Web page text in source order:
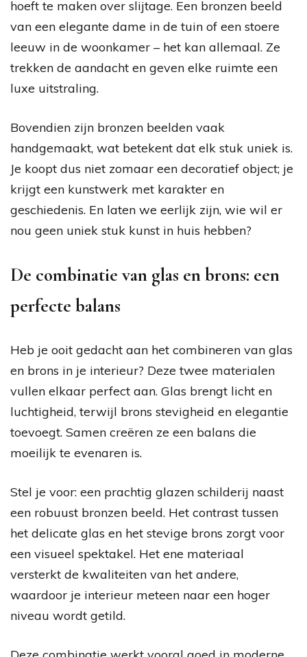
hoeft te maken over slijtage. Een bronzen beeld
van een elegante dame in de tuin of een stoere
leeuw in de woonkamer – het kan allemaal. Ze
trekken de aandacht en geven elke ruimte een
luxe uitstraling.
Bovendien zijn bronzen beelden vaak
handgemaakt, wat betekent dat elk stuk uniek is.
Je koopt dus niet zomaar een decoratief object; je
krijgt een kunstwerk met karakter en
geschiedenis. En laten we eerlijk zijn, wie wil er
nou geen uniek stuk kunst in huis hebben?
De combinatie van glas en brons: een
perfecte balans
Heb je ooit gedacht aan het combineren van glas
en brons in je interieur? Deze twee materialen
vullen elkaar perfect aan. Glas brengt licht en
luchtigheid, terwijl brons stevigheid en elegantie
toevoegt. Samen creëren ze een balans die
moeilijk te evenaren is.
Stel je voor: een prachtig glazen schilderij naast
een robuust bronzen beeld. Het contrast tussen
het delicate glas en het stevige brons zorgt voor
een visueel spektakel. Het ene materiaal
versterkt de kwaliteiten van het andere,
waardoor je interieur meteen naar een hoger
niveau wordt getild.